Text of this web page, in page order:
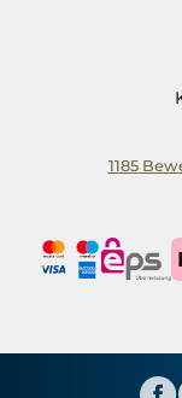
1185